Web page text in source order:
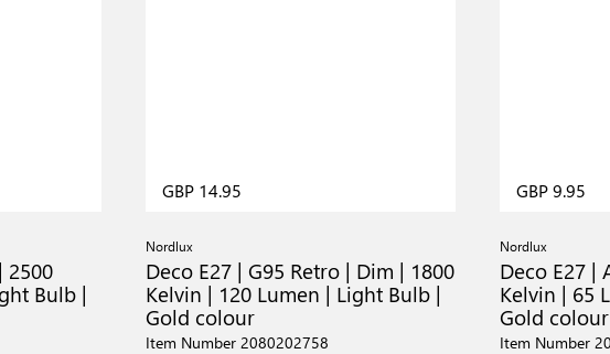
2500
Bulb |
GBP 14.95
Nordlux
Deco E27 | G95 Retro | Dim | 1800
Kelvin | 120 Lumen | Light Bulb |
Gold colour
Item Number 2080202758
GBP 9.95
Nordlux
Deco E27 |
Kelvin | 65
Gold colour
Item Number